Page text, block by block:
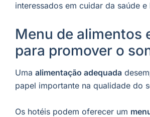
interessados em cuidar da saúde e
Menu de alimentos
para promover o
Uma alimentação adequada
papel importante na qualidade do
Os hotéis podem oferecer um